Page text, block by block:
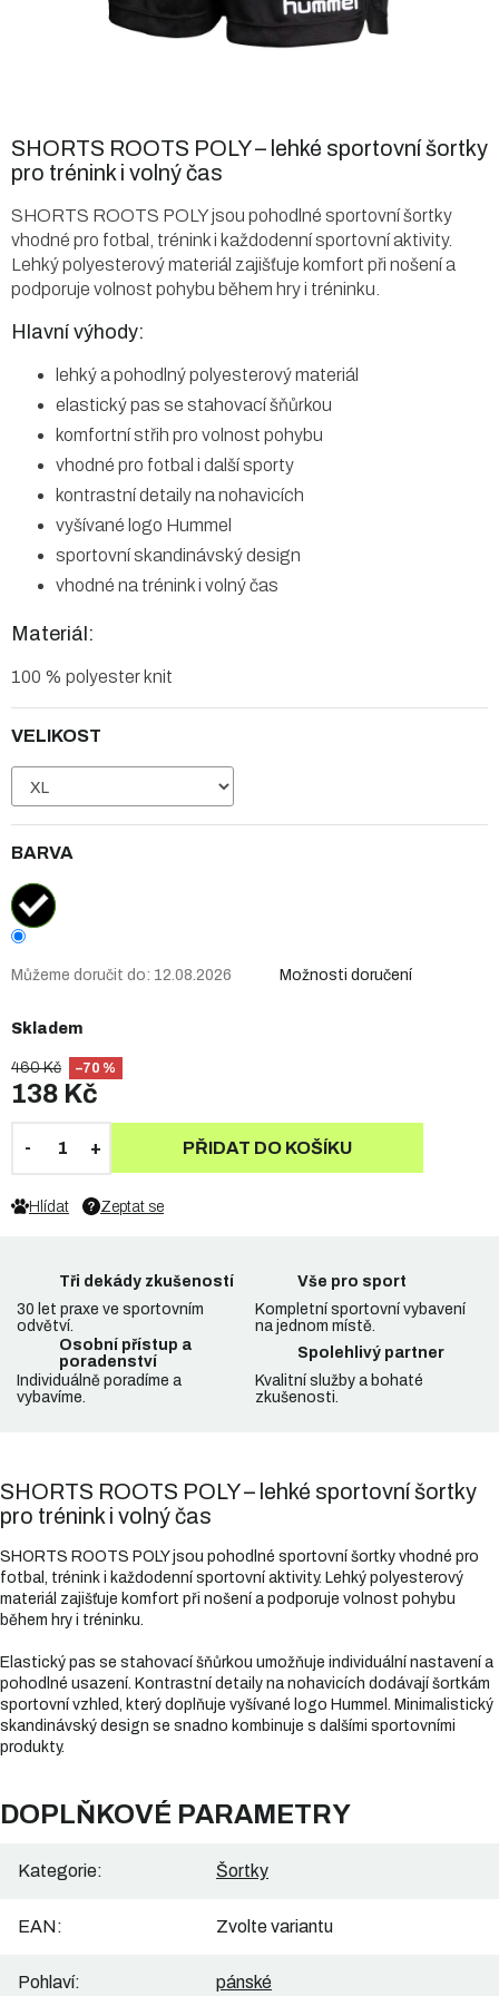
460 Kč –70 %
138 Kč
Skladem
VELIKOST
BARVA
Můžeme doručit do: 12.08.2026 Možnosti doručení
PŘIDAT DO KOŠÍKU
SHORTS ROOTS POLY – lehké sportovní šortky
pro trénink i volný čas
SHORTS ROOTS POLY jsou pohodlné sportovní šortky
vhodné pro fotbal, trénink i každodenní sportovní aktivity.
Lehký polyesterový materiál zajišťuje komfort při nošení a
podporuje volnost pohybu během hry i tréninku.
Hlavní výhody:
lehký a pohodlný polyesterový materiál
elastický pas se stahovací šňůrkou
komfortní střih pro volnost pohybu
vhodné pro fotbal i další sporty
kontrastní detaily na nohavicích
vyšívané logo Hummel
sportovní skandinávský design
vhodné na trénink i volný čas
Materiál:
100 % polyester knit
Zeptat se
Hlídat
Tři dekády zkušeností
30 let praxe ve sportovním
odvětví.
Vše pro sport
Kompletní sportovní vybavení
na jednom místě.
Osobní přístup a
poradenství
Individuálně poradíme a
vybavíme.
Spolehlivý partner
Kvalitní služby a bohaté
zkušenosti.
SHORTS ROOTS POLY – lehké sportovní šortky
pro trénink i volný čas
SHORTS ROOTS POLY jsou pohodlné sportovní šortky vhodné pro
fotbal, trénink i každodenní sportovní aktivity. Lehký polyesterový
materiál zajišťuje komfort při nošení a podporuje volnost pohybu
během hry i tréninku.
Elastický pas se stahovací šňůrkou umožňuje individuální nastavení a
pohodlné usazení. Kontrastní detaily na nohavicích dodávají šortkám
sportovní vzhled, který doplňuje vyšívané logo Hummel. Minimalistický
skandinávský design se snadno kombinuje s dalšími sportovními
produkty.
DOPLŇKOVÉ PARAMETRY
Kategorie: Šortky
EAN: Zvolte variantu
Pohlaví: pánské